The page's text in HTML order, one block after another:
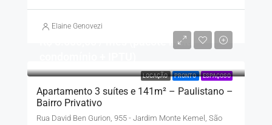
Elaine Genovezi
LOCAÇÃO PRONTO ESPAÇOSO
R$ 8.500,00 / mês (pacote inclui
Apartamento 3 suítes e 141m² – Paulistano –
Bairro Privativo
Rua David Ben Gurion, 955 - Jardim Monte Kemel, São